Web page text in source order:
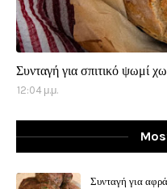
Συνταγή για σπιτικό ψωμί
12:04 μ.μ.
Συνταγή για